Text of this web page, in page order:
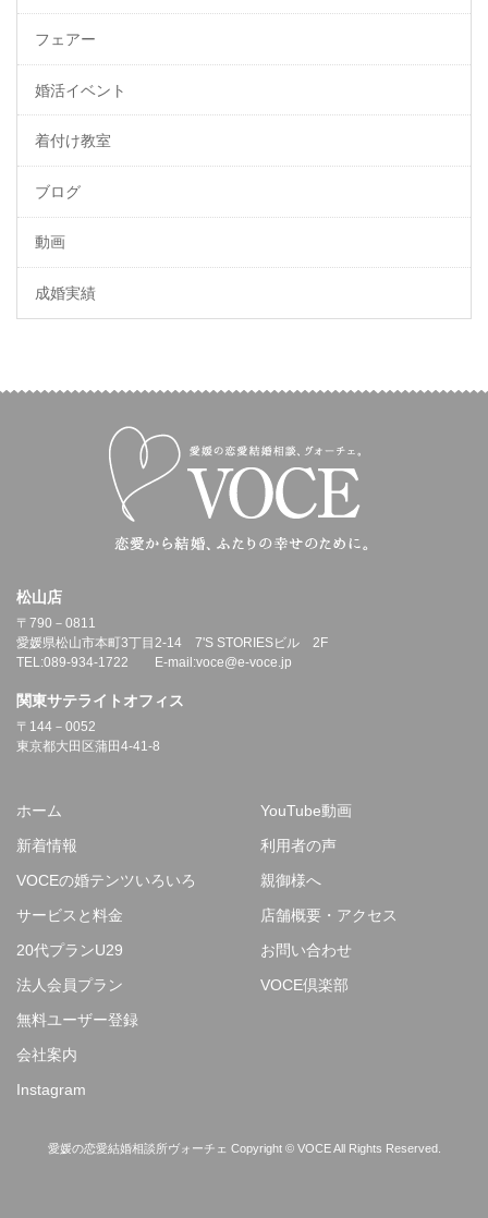
フェアー
婚活イベント
着付け教室
ブログ
動画
成婚実績
松山店
〒790－0811
愛媛県松山市本町3丁目2-14 7'S STORIESビル 2F
TEL:089-934-1722 E-mail:voce@e-voce.jp
関東サテライトオフィス
〒144－0052
東京都大田区蒲田4-41-8
ホーム
新着情報
VOCEの婚テンツいろいろ
サービスと料金
20代プランU29
法人会員プラン
YouTube動画
利用者の声
親御様へ
店舗概要・アクセス
お問い合わせ
VOCE倶楽部
無料ユーザー登録
会社案内
Instagram
愛媛の恋愛結婚相談所ヴォーチェ Copyright © VOCE All Rights Reserved.